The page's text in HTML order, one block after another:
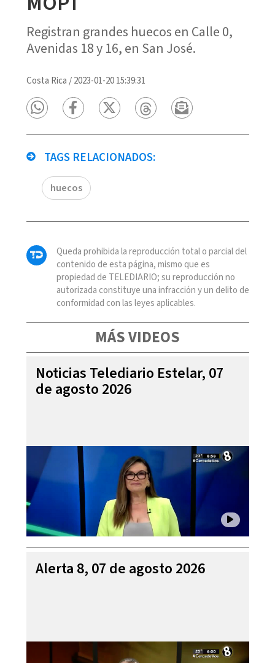
Registran grandes huecos en Calle 0,
Avenidas 18 y 16, en San José.
Costa Rica /2023-01-20 15:39:31
TAGS RELACIONADOS:
huecos
Queda prohibida la reproducción total o parcial del
contenido de esta página, mismo que es
propiedad de TELEDIARIO; su reproducción no
autorizada constituye una infracción y un delito de
conformidad con las leyes aplicables.
MÁS VIDEOS
Noticias Telediario Estelar, 07
de agosto 2026
Alerta 8, 07 de agosto 2026